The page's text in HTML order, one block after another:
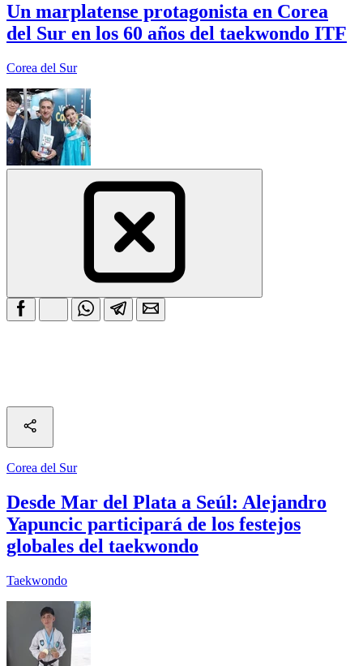
Un marplatense protagonista en Corea
del Sur en los 60 años del taekwondo ITF
Corea del Sur
Corea del Sur
Desde Mar del Plata a Seúl: Alejandro
Yapuncic participará de los festejos
globales del taekwondo
Taekwondo